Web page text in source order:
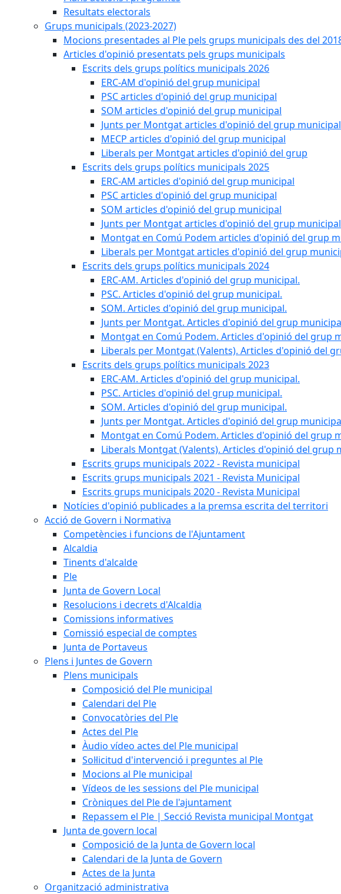
Resultats electorals
Grups municipals (2023-2027)
Mocions presentades al Ple pels grups municipals des del
Articles d'opinió presentats pels grups municipals
Escrits dels grups polítics municipals 2026
ERC-AM d'opinió del grup municipal
PSC articles d'opinió del grup municipal
SOM articles d'opinió del grup municipal
Junts per Montgat articles d'opinió del grup municipal
MECP articles d'opinió del grup municipal
Liberals per Montgat articles d'opinió del grup
Escrits dels grups polítics municipals 2025
ERC-AM articles d'opinió del grup municipal
PSC articles d'opinió del grup municipal
SOM articles d'opinió del grup municipal
Junts per Montgat articles d'opinió del grup municipal
Montgat en Comú Podem articles d'opinió del grup
Liberals per Montgat articles d'opinió del grup
Escrits dels grups polítics municipals 2024
ERC-AM. Articles d'opinió del grup municipal.
PSC. Articles d'opinió del grup municipal.
SOM. Articles d'opinió del grup municipal.
Junts per Montgat. Articles d'opinió del grup
Montgat en Comú Podem. Articles d'opinió del grup
Liberals per Montgat (Valents). Articles d'opinió del
Escrits dels grups polítics municipals 2023
ERC-AM. Articles d'opinió del grup municipal.
PSC. Articles d'opinió del grup municipal.
SOM. Articles d'opinió del grup municipal.
Junts per Montgat. Articles d'opinió del grup
Montgat en Comú Podem. Articles d'opinió del grup
Liberals Montgat (Valents). Articles d'opinió del grup
Escrits grups municipals 2022 - Revista municipal
Escrits grups municipals 2021 - Revista Municipal
Escrits grups municipals 2020 - Revista Municipal
Notícies d'opinió publicades a la premsa escrita del territori
Acció de Govern i Normativa
Competències i funcions de l'Ajuntament
Alcaldia
Tinents d'alcalde
Ple
Junta de Govern Local
Resolucions i decrets d'Alcaldia
Comissions informatives
Comissió especial de comptes
Junta de Portaveus
Plens i Juntes de Govern
Plens municipals
Composició del Ple municipal
Calendari del Ple
Convocatòries del Ple
Actes del Ple
Àudio vídeo actes del Ple municipal
Sol·licitud d'intervenció i preguntes al Ple
Mocions al Ple municipal
Vídeos de les sessions del Ple municipal
Cròniques del Ple de l'ajuntament
Repassem el Ple | Secció Revista municipal Montgat
Junta de govern local
Composició de la Junta de Govern local
Calendari de la Junta de Govern
Actes de la Junta
Organització administrativa